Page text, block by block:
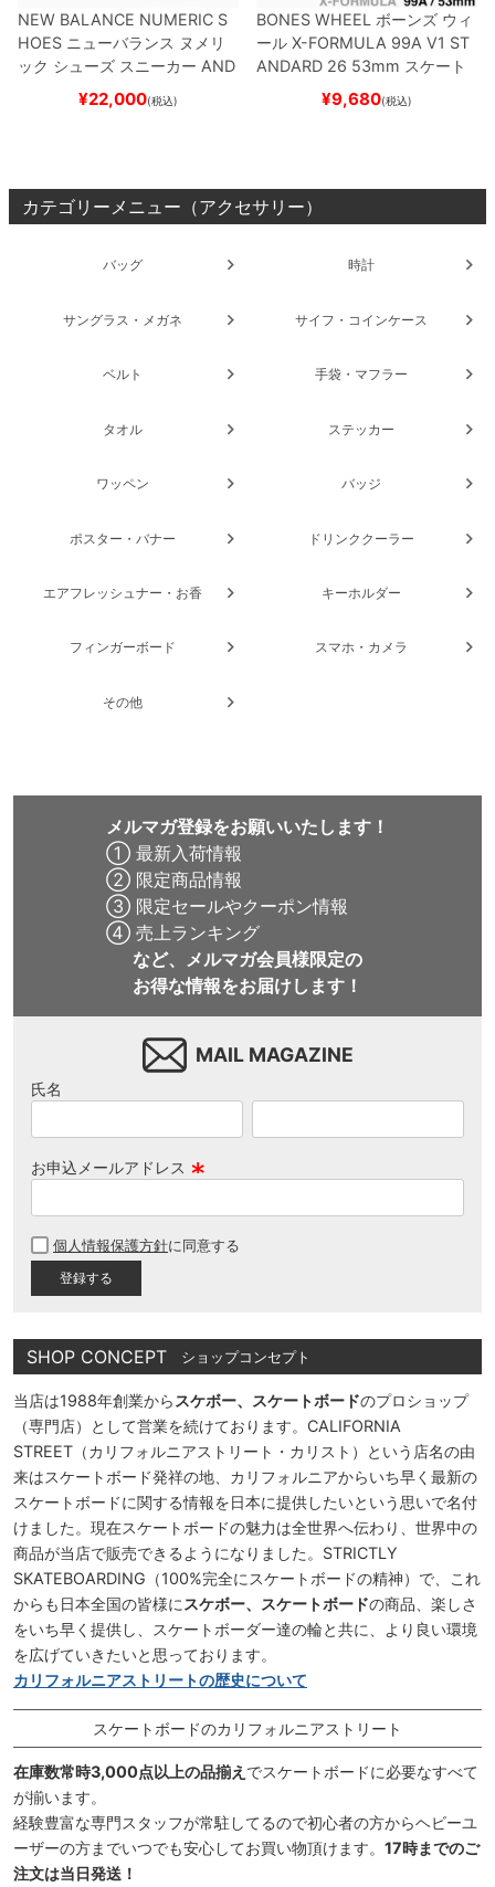
NEW BALANCE NUMERIC S
HOES ニューバランス ヌメリ
ック シューズ スニーカー AND
REW REYNOLDS 933
BROWN/BLACKスケート
¥22,000(税込)
BONES WHEEL ボーンズ ウィ
ール X-FORMULA 99A V1 ST
ANDARD 26 53mm スケート
ボード スケボー
¥9,680(税込)
カテゴリーメニュー（アクセサリー）
バッグ 時計
サングラス・メガネ サイフ・コインケース
ベルト 手袋・マフラー
タオル ステッカー
ワッペン バッジ
ポスター・バナー ドリンククーラー
エアフレッシュナー・お香 キーホルダー
フィンガーボード スマホ・カメラ
その他
メルマガ登録をお願いいたします！
① 最新入荷情報
② 限定商品情報
③ 限定セールやクーポン情報
④ 売上ランキング
など、メルマガ会員様限定の
お得な情報をお届けします！
MAIL MAGAZINE
氏名
お申込メールアドレス
須
個人情報保護方針に同意する
SHOP CONCEPT ショップコンセプト
当店は1988年創業から スケボー、スケートボードのプロショップ
（専門店）として営業を続けております。CALIFORNIA
STREET（カリフォルニアストリート・カリスト）という店名の由
来はスケートボード発祥の地、カリフォルニアからいち早く最新の
スケートボードに関する情報を日本に提供したいという思いで名付
けました。現在スケートボードの魅力は全世界へ伝わり、世界中の
商品が当店で販売できるようになりました。STRICTLY
SKATEBOARDING（100%完全にスケートボードの精神）で、これ
からも日本全国の皆様に スケボー、スケートボードの商品、楽しさ
をいち早く提供し、スケートボーダー達の輪と共に、より良い環境
を広げていきたいと思っております。
カリフォルニアストリートの歴史について
スケートボードのカリフォルニアストリート
在庫数常時3,000点以上の品揃え でスケートボードに必要なすべて
が揃います。
経験豊富な専門スタッフが常駐してるので初心者の方からヘビーユ
ーザーの方までいつでも安心してお買い物頂けます。 17時までのご
注文は当日発送！